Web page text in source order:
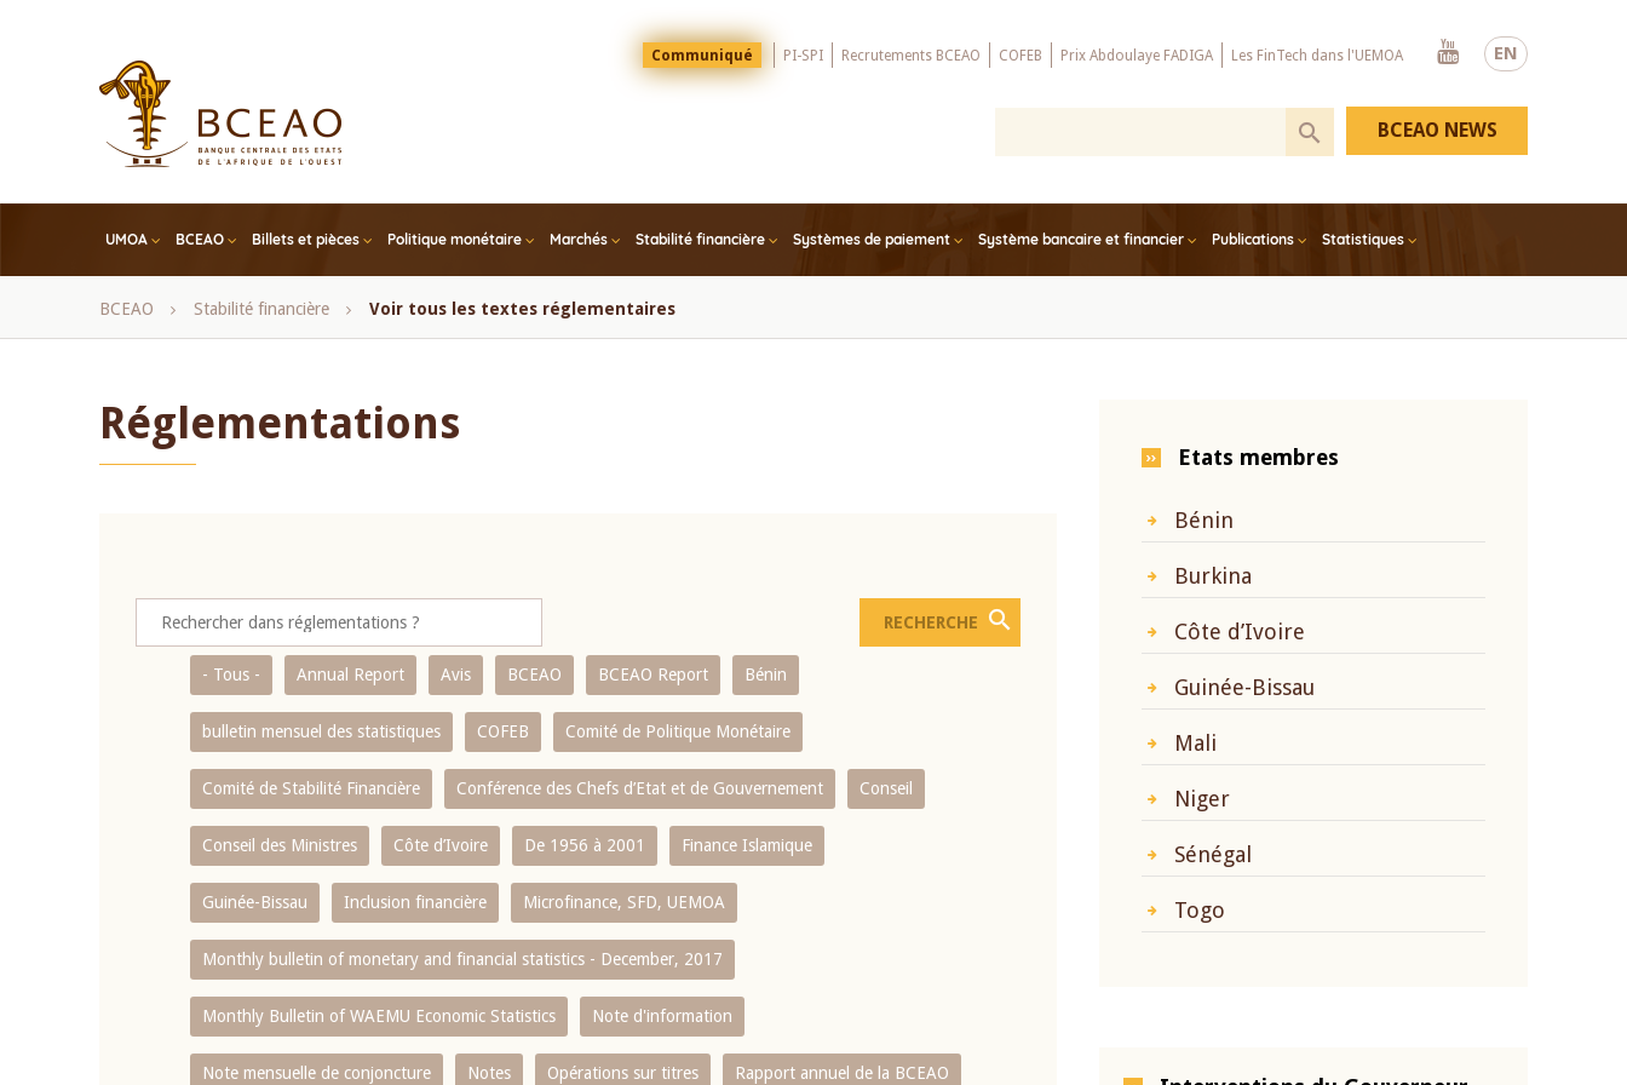
EN
Menu
Top
Communiqué PI-SPI Recrutements BCEAO COFEB Prix Abdoulaye FADIGA Les FinTech dans l'UEMOA
Youtube
UMOA BCEAO Billets et pièces Politique monétaire Marchés Stabilité financière Systèmes de paiement Système bancaire et financier Publications Statistiques
BCEAO NEWS
Fil
BCEAO Stabilité financière Voir tous les textes réglementaires
Réglementations
- Tous - Annual Report Avis BCEAO BCEAO Report Bénin
bulletin mensuel des statistiques COFEB Comité de Politique Monétaire
Comité de Stabilité Financière Conférence des Chefs d’Etat et de Gouvernement Conseil
Conseil des Ministres Côte d’Ivoire De 1956 à 2001 Finance Islamique
Guinée-Bissau Inclusion financière Microfinance, SFD, UEMOA
Monthly bulletin of monetary and financial statistics - December, 2017
Monthly Bulletin of WAEMU Economic Statistics Note d'information
Note mensuelle de conjoncture Notes Opérations sur titres Rapport annuel de la BCEAO
Etats membres
Bénin
Burkina
Côte d’Ivoire
Guinée-Bissau
Mali
Niger
Sénégal
Togo